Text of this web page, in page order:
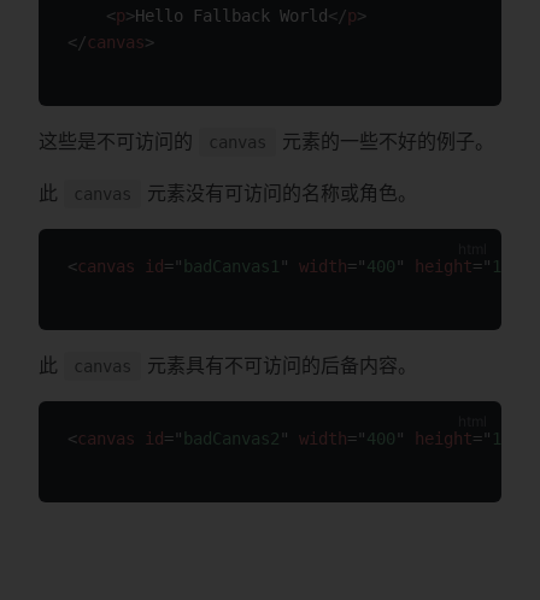
<p>Hello Fallback World</p>
</canvas>
这些是不可访问的 canvas 元素的一些不好的例子。
此 canvas 元素没有可访问的名称或角色。
<canvas id= " badCanvas1 " width= "400 " height= " 100
此 canvas 元素具有不可访问的后备内容。
<canvas id= " badCanvas2 " width= "400 " height= " 100